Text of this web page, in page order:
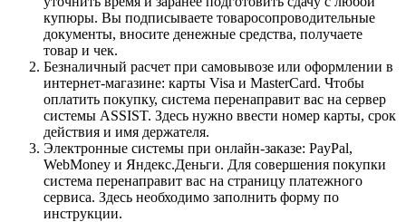
купюры. Вы подписываете товаросопроводительные
документы, вносите денежные средства, получаете
товар и чек.
Безналичный расчет при самовывозе или оформлении в
интернет-магазине: карты Visa и MasterCard. Чтобы
оплатить покупку, система перенаправит вас на сервер
системы ASSIST. Здесь нужно ввести номер карты, срок
действия и имя держателя.
Электронные системы при онлайн-заказе: PayPal,
WebMoney и Яндекс.Деньги. Для совершения покупки
система перенаправит вас на страницу платежного
сервиса. Здесь необходимо заполнить форму по
инструкции.